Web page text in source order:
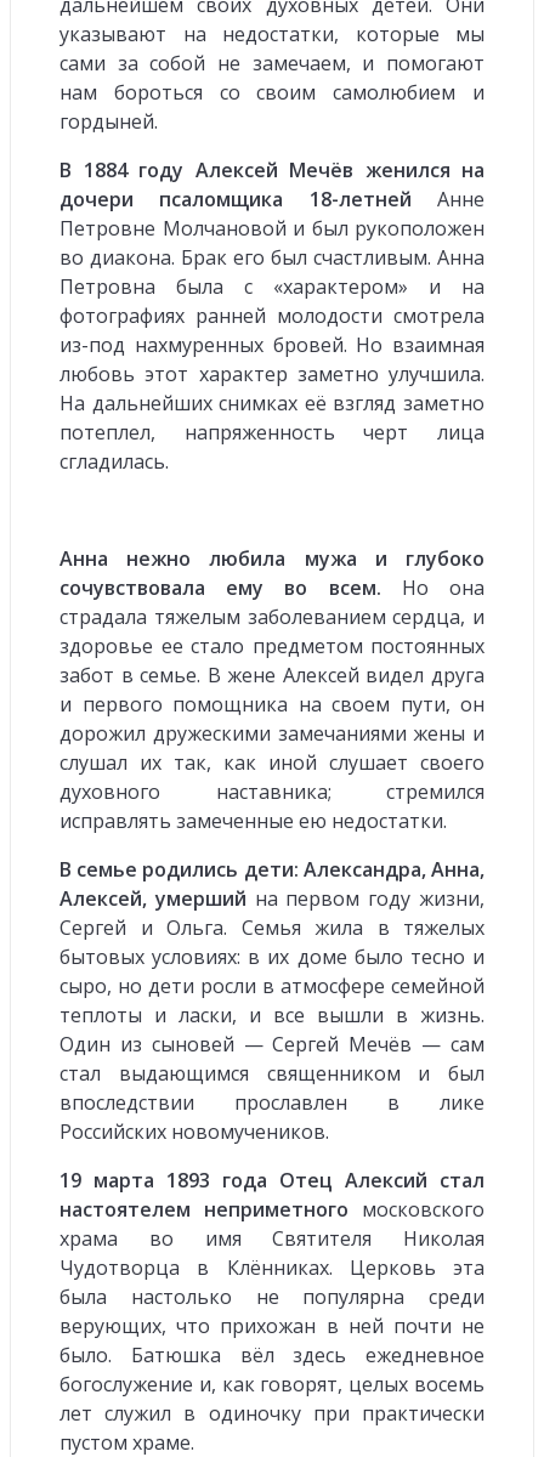
указывают на недостатки, которые мы
сами за собой не замечаем, и помогают
нам бороться со своим самолюбием и
гордыней.
В 1884 году Алексей Мечёв женился на
дочери псаломщика 18-летней Анне
Петровне Молчановой и был рукоположен
во диакона. Брак его был счастливым. Анна
Петровна была с «характером» и на
фотографиях ранней молодости смотрела
из-под нахмуренных бровей. Но взаимная
любовь этот характер заметно улучшила.
На дальнейших снимках её взгляд заметно
потеплел, напряженность черт лица
сгладилась.
Анна нежно любила мужа и глубоко
сочувствовала ему во всем. Но она
страдала тяжелым заболеванием сердца, и
здоровье ее стало предметом постоянных
забот в семье. В жене Алексей видел друга
и первого помощника на своем пути, он
дорожил дружескими замечаниями жены и
слушал их так, как иной слушает своего
духовного наставника; стремился
исправлять замеченные ею недостатки.
В семье родились дети: Александра, Анна,
Алексей, умерший на первом году жизни,
Сергей и Ольга. Семья жила в тяжелых
бытовых условиях: в их доме было тесно и
сыро, но дети росли в атмосфере семейной
теплоты и ласки, и все вышли в жизнь.
Один из сыновей — Сергей Мечёв — сам
стал выдающимся священником и был
впоследствии прославлен в лике
Российских новомучеников.
19 марта 1893 года Отец Алексий стал
настоятелем неприметного московского
храма во имя Святителя Николая
Чудотворца в Клённиках. Церковь эта
была настолько не популярна среди
верующих, что прихожан в ней почти не
было. Батюшка вёл здесь ежедневное
богослужение и, как говорят, целых восемь
лет служил в одиночку при практически
пустом храме.